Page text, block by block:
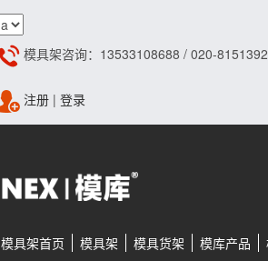
模具架咨询：13533108688 / 020-
注册 | 登录
模具架首页 模具架 模具货架 模库产品